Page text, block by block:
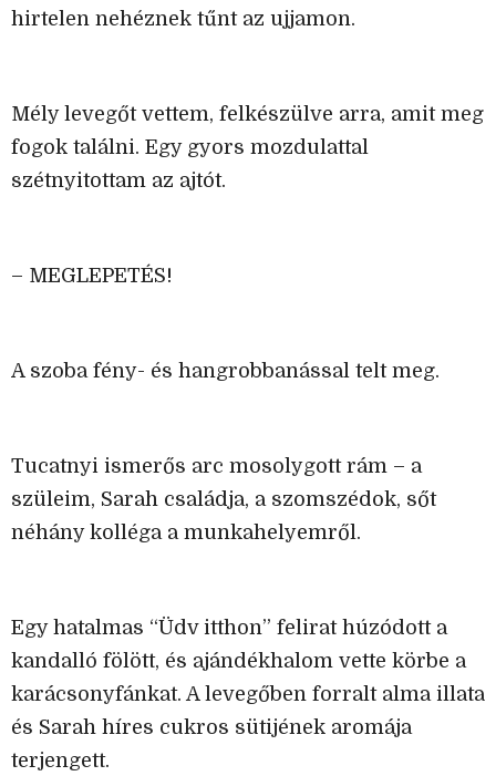
hirtelen nehéznek tűnt az ujjamon.
Mély levegőt vettem, felkészülve arra, amit meg
fogok találni. Egy gyors mozdulattal
szétnyitottam az ajtót.
– MEGLEPETÉS!
A szoba fény- és hangrobbanással telt meg.
Tucatnyi ismerős arc mosolygott rám – a
szüleim, Sarah családja, a szomszédok, sőt
néhány kolléga a munkahelyemről.
Egy hatalmas “Üdv itthon” felirat húzódott a
kandalló fölött, és ajándékhalom vette körbe a
karácsonyfánkat. A levegőben forralt alma illata
és Sarah híres cukros sütijének aromája
terjengett.